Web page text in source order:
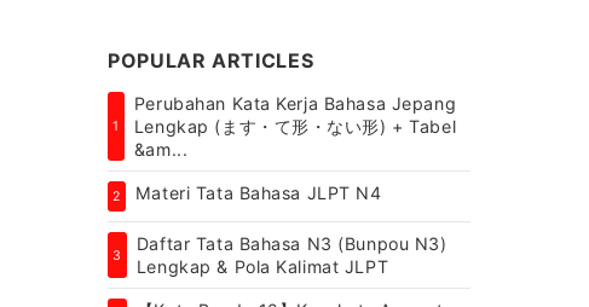
POPULAR ARTICLES
1
Perubahan Kata Kerja Bahasa Jepang
Lengkap (ます・て形・ない形) + Tabel
&am...
2 Materi Tata Bahasa JLPT N4
3
Daftar Tata Bahasa N3 (Bunpou N3)
Lengkap & Pola Kalimat JLPT